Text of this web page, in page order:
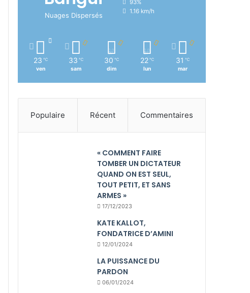
Nuages Dispersés
93%
1.16 km/h
23 ℃
ven
33 ℃
sam
30 ℃
dim
22 ℃
lun
31 ℃
mar
Populaire Récent Commentaires
« COMMENT FAIRE
TOMBER UN DICTATEUR
QUAND ON EST SEUL,
TOUT PETIT, ET SANS
ARMES »
17/12/2023
KATE KALLOT,
FONDATRICE D’AMINI
12/01/2024
LA PUISSANCE DU
PARDON
06/01/2024